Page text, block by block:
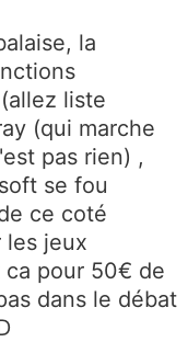
la
liste
(qui marche
pas rien) ,
se fou
ce coté
les jeux
pour 50€ de
dans le débat